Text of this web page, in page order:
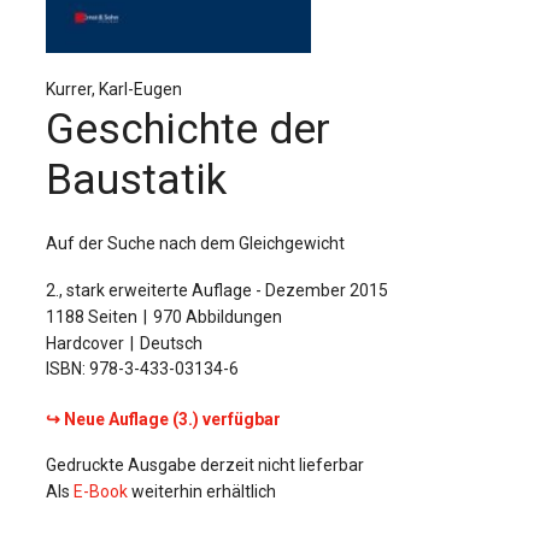
Verlag
Sprache / Language: DE Sprache / Language: EN
Kurrer, Karl-Eugen
Geschichte der
Baustatik
Auf der Suche nach dem Gleichgewicht
2., stark erweiterte Auflage - Dezember 2015
1188 Seiten
970 Abbildungen
Hardcover
Deutsch
ISBN: 978-3-433-03134-6
↪ Neue Auflage (3.) verfügbar
Gedruckte Ausgabe derzeit nicht lieferbar
Als E-Bookweiterhin erhältlich